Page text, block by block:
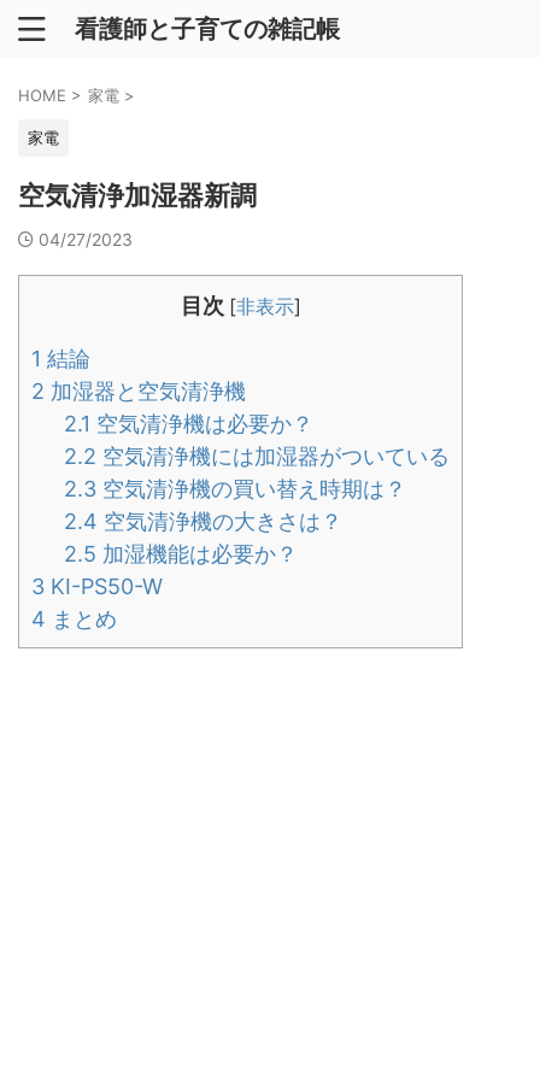
看護師と子育ての雑記帳
HOME > 家電 >
家電
空気清浄加湿器新調
04/27/2023
目次 [非表示]
1 結論
2 加湿器と空気清浄機
2.1 空気清浄機は必要か？
2.2 空気清浄機には加湿器がついている
2.3 空気清浄機の買い替え時期は？
2.4 空気清浄機の大きさは？
2.5 加湿機能は必要か？
3 KI-PS50-W
4 まとめ